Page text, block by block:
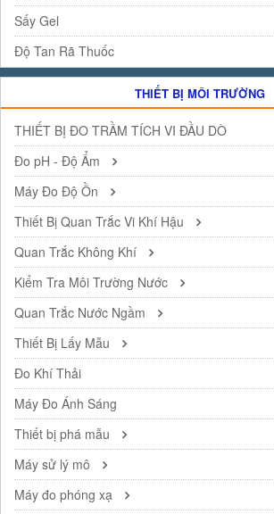
Sấy Gel
Độ Tan Rã Thuốc
THIẾT BỊ MÔI TRƯỜNG
THIẾT BỊ ĐO TRẦM TÍCH VI ĐẦU DÒ
Đo pH - Độ Ẩm
Máy Đo Độ Ồn
Thiết Bị Quan Trắc Vi Khí Hậu
Quan Trắc Không Khí
Kiểm Tra Môi Trường Nước
Quan Trắc Nước Ngầm
Thiết Bị Lấy Mẫu
Đo Khí Thải
Máy Đo Ánh Sáng
Thiết bị phá mẫu
Máy sử lý mô
Máy đo phóng xạ